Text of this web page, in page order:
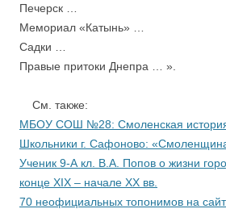
Печерск …
Мемориал «Катынь» …
Садки …
Правые притоки Днепра … ».
См. также:
МБОУ СОШ №28: Смоленская история
Школьники г. Сафоново:
Ученик 9-А кл. В.А. Попов о жизни
конце XIX – начале XX вв.
70 неофициальных топонимов на